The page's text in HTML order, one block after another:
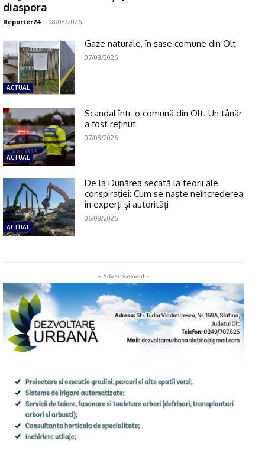
diaspora
Reporter24 - 08/08/2026
ACTUAL
Gaze naturale, în şase comune din Olt
07/08/2026
ACTUAL
Scandal într-o comună din Olt. Un tânăr
a fost reţinut
07/08/2026
ACTUAL
De la Dunărea secată la teorii ale
conspirației: Cum se naște neîncrederea
în experți și autorități
06/08/2026
- Advertisement -